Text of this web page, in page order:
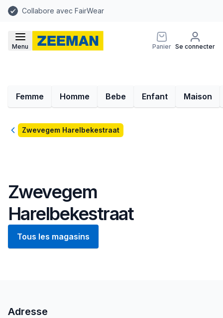
Collabore avec FairWear
Menu Panier Se connecter
Femme Homme Bebe Enfant Maison
RetourZwevegem Harelbekestraat
Zwevegem
Harelbekestraat
Tous les magasins
Adresse